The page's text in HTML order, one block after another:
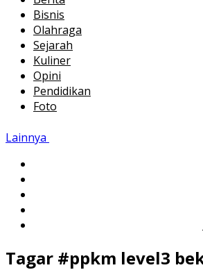
Bisnis
Olahraga
Sejarah
Kuliner
Opini
Pendidikan
Foto
Lainnya
Tagar #ppkm level3